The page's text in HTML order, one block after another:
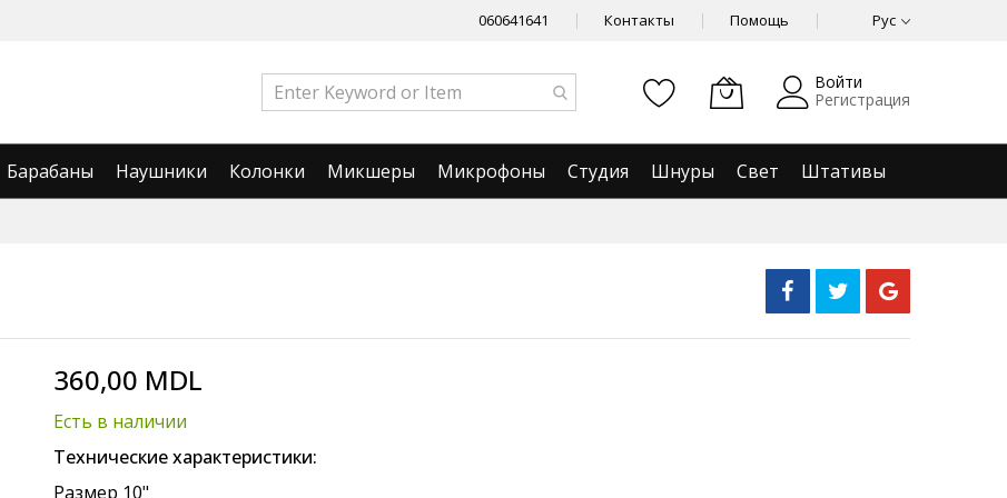
060641641 Контакты Помощь Рус
Войти
Регистрация
Барабаны Наушники Колонки Микшеры Микрофоны Студия Шнуры Свет
Штативы
360,00 MDL
Есть в наличии
Технические характеристики:
Размер 10"